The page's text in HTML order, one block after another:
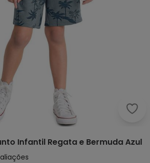
Infantil Regata e Bermuda Azul